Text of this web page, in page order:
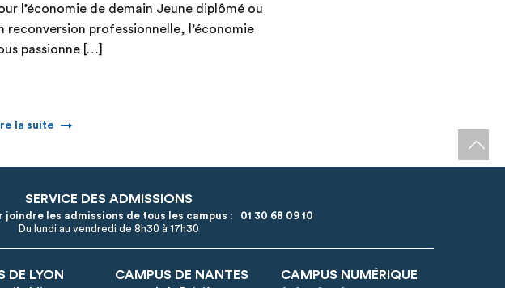
l’économie de demain Jeune diplômé ou
reconversion professionnelle, l’économie
passionne […]
la suite
SERVICE DES ADMISSIONS
joindre les admissions de tous les campus :
01 30 68 09 10
Du lundi au vendredi de 8h30 à 17h30
DE LYON CAMPUS DE NANTES CAMPUS NUMÉRIQUE